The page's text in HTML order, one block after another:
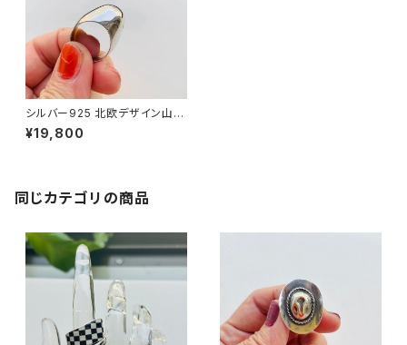
シルバー925 北欧デザイン山型
リング（13号）
¥19,800
同じカテゴリの商品